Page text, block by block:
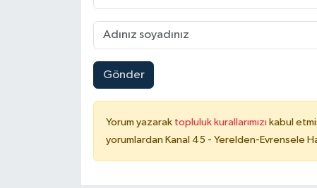
Gönder
Yorum yazarak topluluk kurallarımızı kabul
yorumlardan Kanal 45 - Yerelden-Evrensele